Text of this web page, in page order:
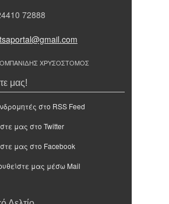
72888
ΧΡΥΣΟΣΤΟΜΟΣ
μας!
στο RSS Feed
μας στο Twitter
μας στο Facebook
μας μέσω Mail